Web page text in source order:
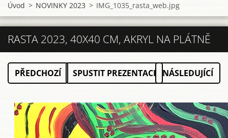
Úvod > NOVINKY 2023 > IMG_1035_rasta_web.jpg
RASTA 2023, 40X40 CM, AKRYL NA PLÁTNĚ
PŘEDCHOZÍ SPUSTIT PREZENTACI NÁSLEDUJÍCÍ